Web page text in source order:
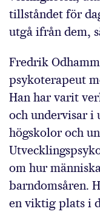
tillståndet för
utgå ifrån dem,
Fredrik
psykoterapeut
Han har varit
och undervisar i
högskolor och
om hur
barndomsåren.
en viktig plats i